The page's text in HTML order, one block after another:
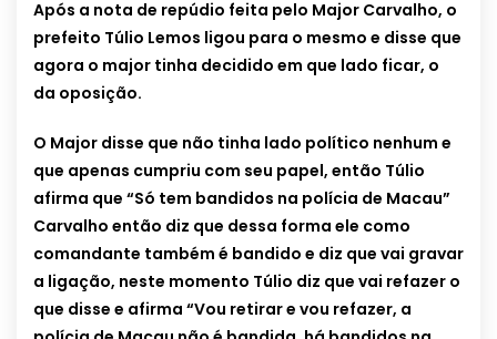
Após a nota de repúdio feita pelo Major Carvalho, o
prefeito Túlio Lemos ligou para o mesmo e disse que
agora o major tinha decidido em que lado ficar, o
da oposição.
O Major disse que não tinha lado político nenhum e
que apenas cumpriu com seu papel, então Túlio
afirma que “Só tem bandidos na polícia de Macau”
Carvalho então diz que dessa forma ele como
comandante também é bandido e diz que vai gravar
a ligação, neste momento Túlio diz que vai refazer o
que disse e afirma “Vou retirar e vou refazer, a